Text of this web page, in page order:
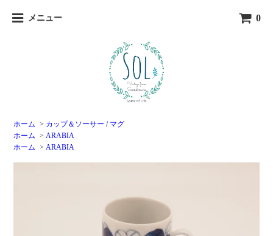
メニュー 0
ホーム > カップ＆ソーサー / マグ
ホーム > ARABIA
ホーム > ARABIA